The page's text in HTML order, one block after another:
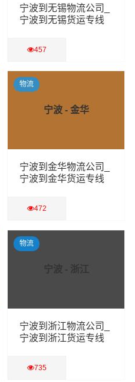
宁波到无锡物流公司_
宁波到无锡货运专线
457
查看详细
宁波 - 金华
宁波到金华物流公司_
宁波到金华货运专线
472
查看详细
物流
宁波 - 浙江
宁波到浙江物流公司_
宁波到浙江货运专线
735
物流